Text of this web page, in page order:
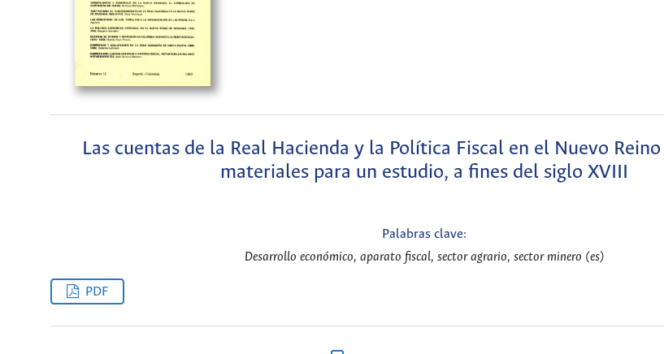
Las cuentas de la Real Hacienda y la Política Fiscal en el Nuevo
materiales para un estudio, a fines del siglo XVIII
Palabras clave:
Desarrollo económico, aparato fiscal, sector agrario, sector minero (es)
PDF